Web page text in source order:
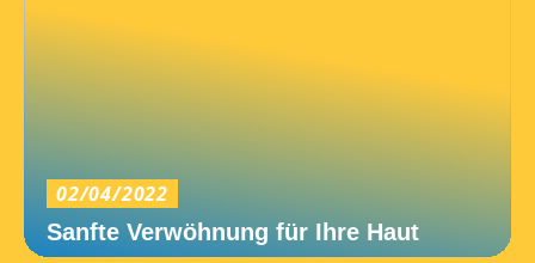
02/04/2022
Sanfte Verwöhnung für Ihre Haut